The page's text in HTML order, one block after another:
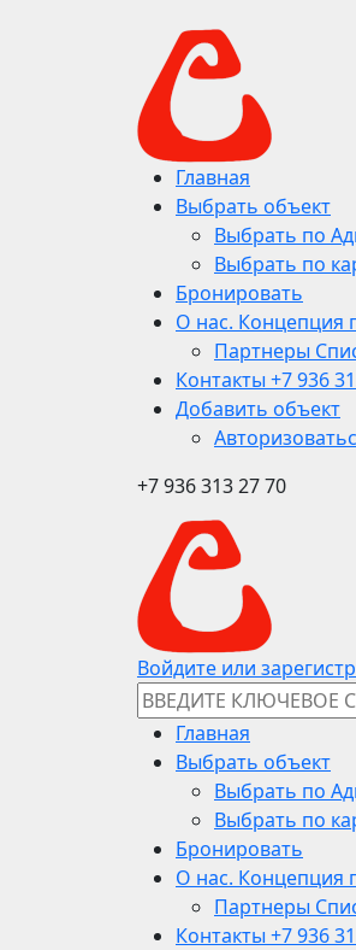
Главная
Выбрать объект
Выбрать по
Выбрать по
Бронировать
О нас. Концепция
Партнеры
Контакты +7 936
Добавить объект
+7 936 313 27 70
Войдите или
Главная
Выбрать объект
Выбрать по
Выбрать по
Бронировать
О нас. Концепция
Партнеры
Контакты +7 936